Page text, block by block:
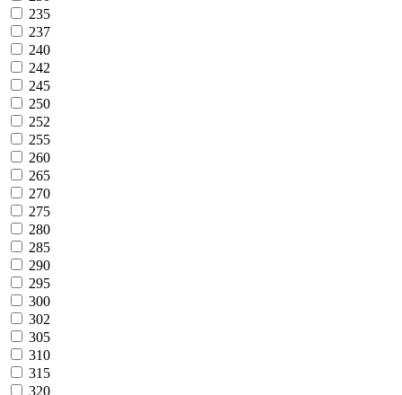
235
237
240
242
245
250
252
255
260
265
270
275
280
285
290
295
300
302
305
310
315
320